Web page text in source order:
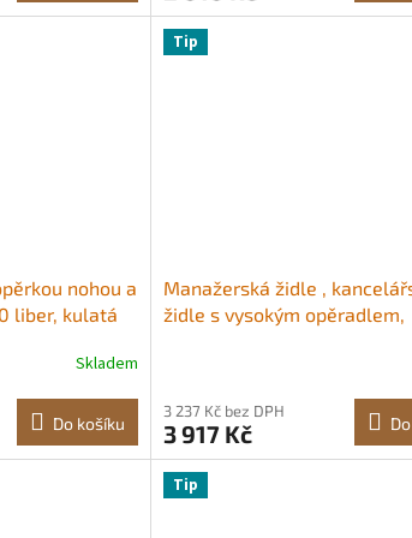
nohou a
liber, kulatá
stolička z
lázně,
černá
Skladem
Do košíku
Tip
Manažerská židle ,
židle s vysokým opěradlem,
opěrkou, ergonomická
židle s nastavitelným
výškou, otočná židle z
pro práci, studium a hraní
černá
3 237 Kč bez DPH
3 917 Kč
Tip